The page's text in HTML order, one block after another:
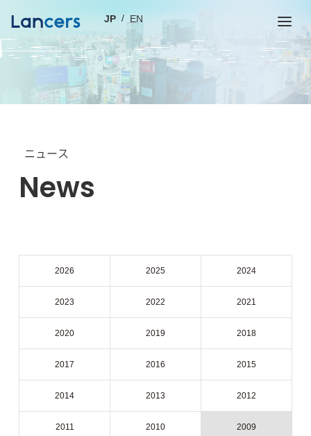
JP EN
ニュース
News
2026 2025 2024
2023 2022 2021
2020 2019 2018
2017 2016 2015
2014 2013 2012
2011 2010 2009